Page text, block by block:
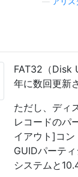
FAT32（Disk
年に数回更新
ただし、ディ
レコードのパ
イアウト]コ
GUIDパーテ
システムと